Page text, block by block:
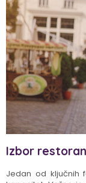
Izbor
Jedan od ključnih